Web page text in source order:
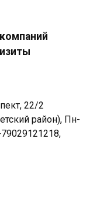
22/2
район), Пн-